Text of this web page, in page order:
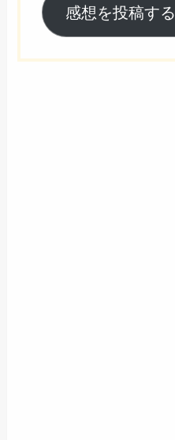
感想を投稿する